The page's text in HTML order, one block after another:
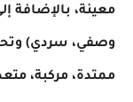
معينة، بالإضافة
وصفي، سردي)
ممتدة، مركبة،